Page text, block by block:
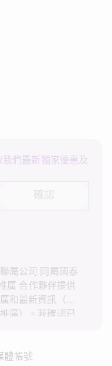
們最新獨家優惠及
確認
屬公司 同屬國泰
廣 合作夥伴提供
和最新資訊（統
廣）。我確認已
。我知悉在未經
體帳號